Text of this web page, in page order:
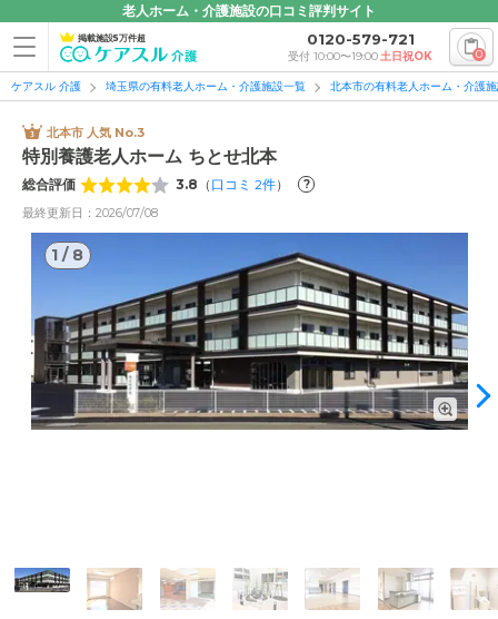
老人ホーム・介護施設の口コミ評判サイト
掲載施設5万件超 0120-579-721
受付 10:00〜19:00土日祝OK 0
ケアスル 介護 埼玉県の有料老人ホーム・介護施設一覧 北本市の有料老人ホーム・介護
北本市 人気 No.3
特別養護老人ホーム ちとせ北本
総合評価 3.8 （ 口コミ 2件） ?
最終更新日：2026/07/08
1 / 8
1/ 8
外観: スタイリッシュな外観。全室個室とした総居室数100を